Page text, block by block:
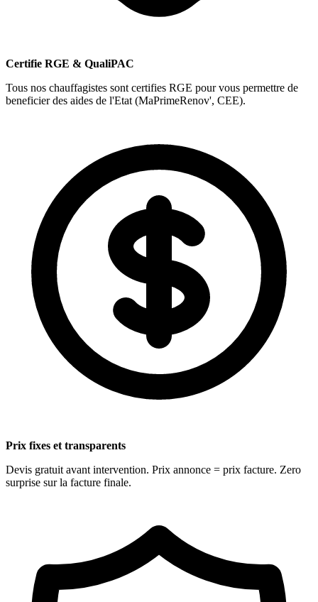
Certifie RGE & QualiPAC
Tous nos chauffagistes sont certifies RGE pour vous permettre de
beneficier des aides de l'Etat (MaPrimeRenov', CEE).
Prix fixes et transparents
Devis gratuit avant intervention. Prix annonce = prix facture. Zero
surprise sur la facture finale.